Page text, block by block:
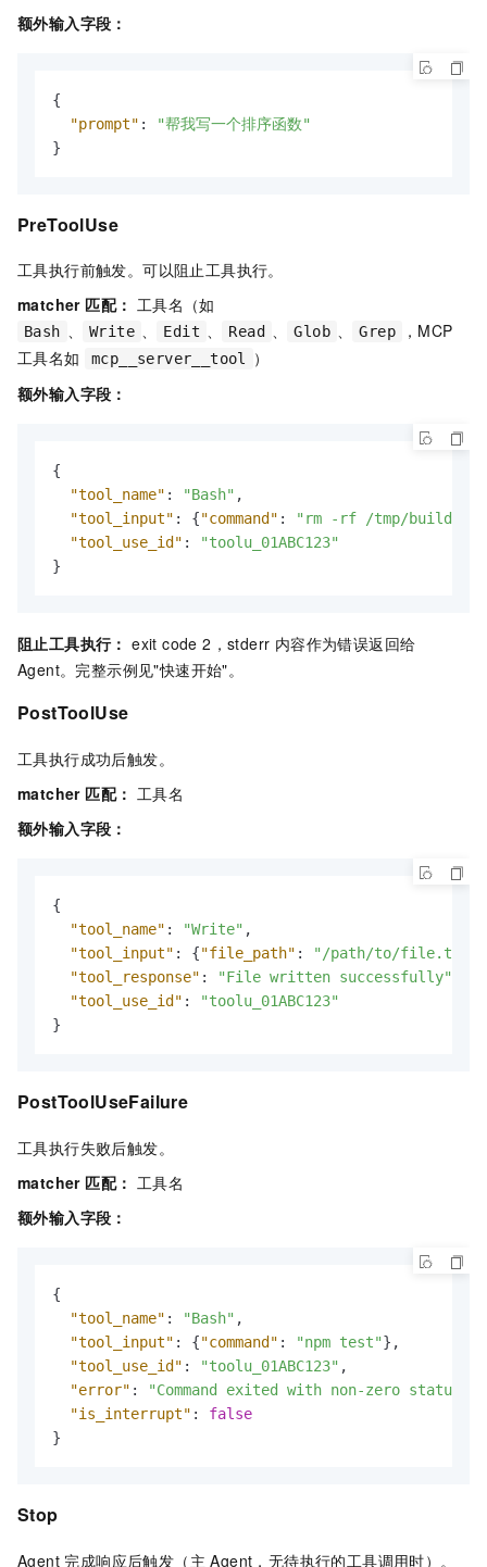
额外输入字段：
{
"prompt" :
"帮我写一个排序函数"
}
PreToolUse
工具执行前触发。可以阻止工具执行。
matcher 匹配： 工具名（如
Bash 、 Write 、 Edit 、 Read 、 Glob 、 Grep
，MCP
工具名如
mcp__server__tool
）
额外输入字段：
{
"tool_name" : "Bash" ,
"tool_input" : {"command" : "rm -rf /tmp/build"
"tool_use_id" :
"toolu_01ABC123"
}
阻止工具执行： exit code 2，stderr 内容作为错误返回给
Agent。完整示例见"快速开始"。
PostToolUse
工具执行成功后触发。
matcher 匹配： 工具名
额外输入字段：
{
"tool_name" : "Write" ,
"tool_input" : {"file_path" : "/path/to/file.ts"
"tool_response" : "File written successfully"
"tool_use_id" :
"toolu_01ABC123"
}
PostToolUseFailure
工具执行失败后触发。
matcher 匹配： 工具名
额外输入字段：
{
"tool_name" : "Bash" ,
"tool_input" : {"command" : "npm test"} ,
"tool_use_id" : "toolu_01ABC123" ,
"error" :
"Command exited with non-zero status
"is_interrupt" :
false
}
Stop
Agent 完成响应后触发（主 Agent，无待执行的工具调用时）。